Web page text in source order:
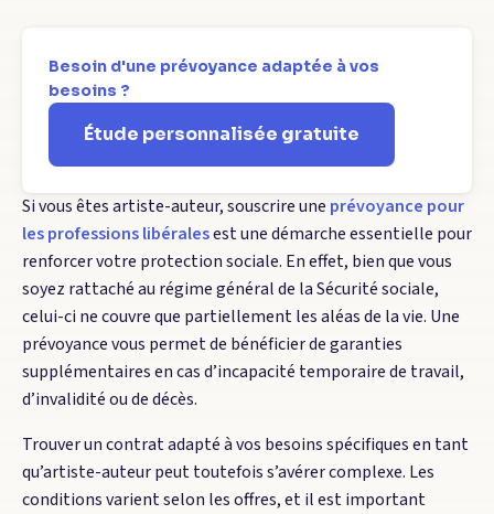
Besoin d'une prévoyance adaptée à vos
besoins ?
Étude personnalisée gratuite
Si vous êtes artiste-auteur, souscrire une prévoyance pour
les professions libéralesest une démarche essentielle pour
renforcer votre protection sociale. En effet, bien que vous
soyez rattaché au régime général de la Sécurité sociale,
celui-ci ne couvre que partiellement les aléas de la vie. Une
prévoyance vous permet de bénéficier de garanties
supplémentaires en cas d’incapacité temporaire de travail,
d’invalidité ou de décès.
Trouver un contrat adapté à vos besoins spécifiques en tant
qu’artiste-auteur peut toutefois s’avérer complexe. Les
conditions varient selon les offres, et il est important